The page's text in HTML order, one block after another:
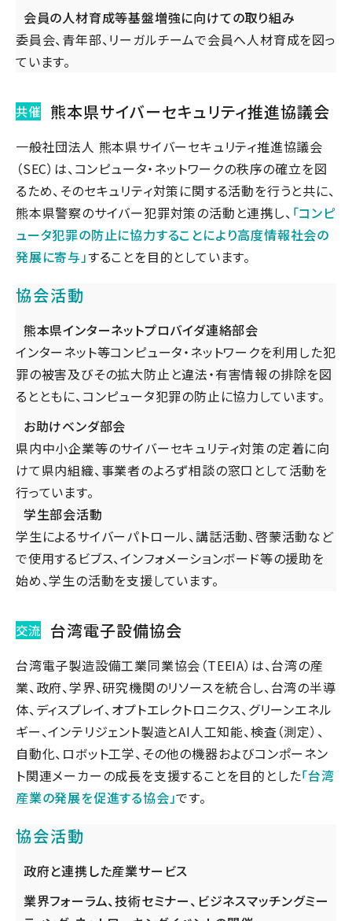
会員の人材育成等基盤増強に向けての取り組み
委員会、青年部、リーガルチームで会員へ人材育成を図っ
ています。
共催 熊本県サイバーセキュリティ推進協議会
一般社団法人 熊本県サイバーセキュリティ推進協議会
（SEC）は、コンピュータ・ネットワークの秩序の確立を図
るため、そのセキュリティ対策に関する活動を行うと共に、
熊本県警察のサイバー犯罪対策の活動と連携し、 「コンピ
ュータ犯罪の防止に協力することにより高度情報社会の
発展に寄与」することを目的としています。
協会活動
熊本県インターネットプロバイダ連絡部会
インターネット等コンピュータ・ネットワークを利用した犯
罪の被害及びその拡大防止と違法・有害情報の排除を図
るとともに、コンピュータ犯罪の防止に協力しています。
お助けベンダ部会
県内中小企業等のサイバーセキュリティ対策の定着に向
けて県内組織、事業者のよろず相談の窓口として活動を
行っています。
学生部会活動
学生によるサイバーパトロール、講話活動、啓蒙活動など
で使用するビブス、インフォメーションボード等の援助を
始め、学生の活動を支援しています。
交流 台湾電子設備協会
台湾電子製造設備工業同業協会（TEEIA）は、台湾の産
業、政府、学界、研究機関のリソースを統合し、台湾の半導
体、ディスプレイ、オプトエレクトロニクス、グリーンエネル
ギー、インテリジェント製造とAI人工知能、検査（測定）、
自動化、ロボット工学、その他の機器およびコンポーネン
ト関連メーカーの成⾧を支援することを目的とした「台湾
産業の発展を促進する協会」です。
協会活動
政府と連携した産業サービス
業界フォーラム、技術セミナー、ビジネスマッチングミー